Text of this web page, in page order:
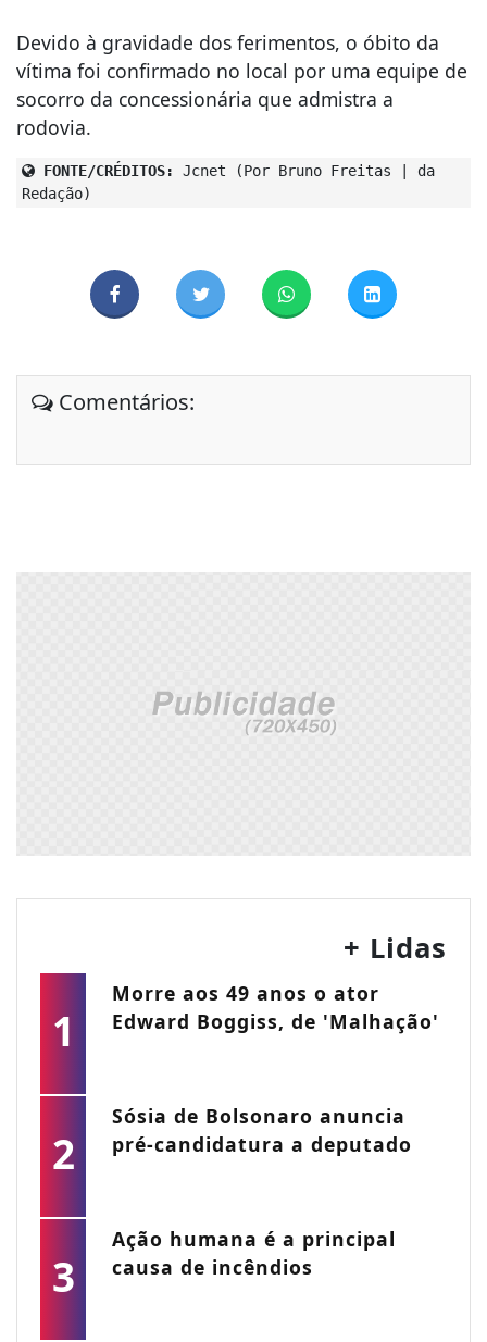
Devido à gravidade dos ferimentos, o óbito da
vítima foi confirmado no local por uma equipe de
socorro da concessionária que admistra a
rodovia.
FONTE/CRÉDITOS:
Jcnet (Por Bruno Freitas | da
Redação)
Comentários:
+ Lidas
1
Morre aos 49 anos o ator
Edward Boggiss, de 'Malhação'
2
Sósia de Bolsonaro anuncia
pré-candidatura a deputado
3
Ação humana é a principal
causa de incêndios